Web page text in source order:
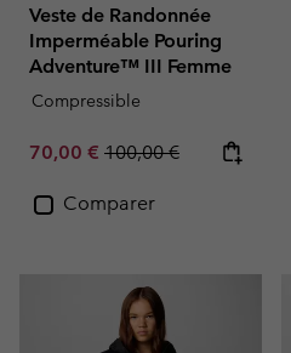
Veste de Randonnée
Imperméable Pouring
Adventure™ III Femme
Compressible
Sale price:
70,00 € Regular price:
100,00 €
Comparer